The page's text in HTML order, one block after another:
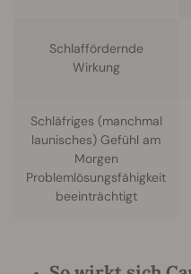
Schlaffördernde
Wirkung
Schläfriges (manchmal
launisches) Gefühl am
Morgen
Problemlösungsfähigkeit
beeinträchtigt